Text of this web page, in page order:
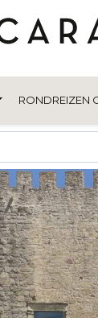
RONDREIZEN